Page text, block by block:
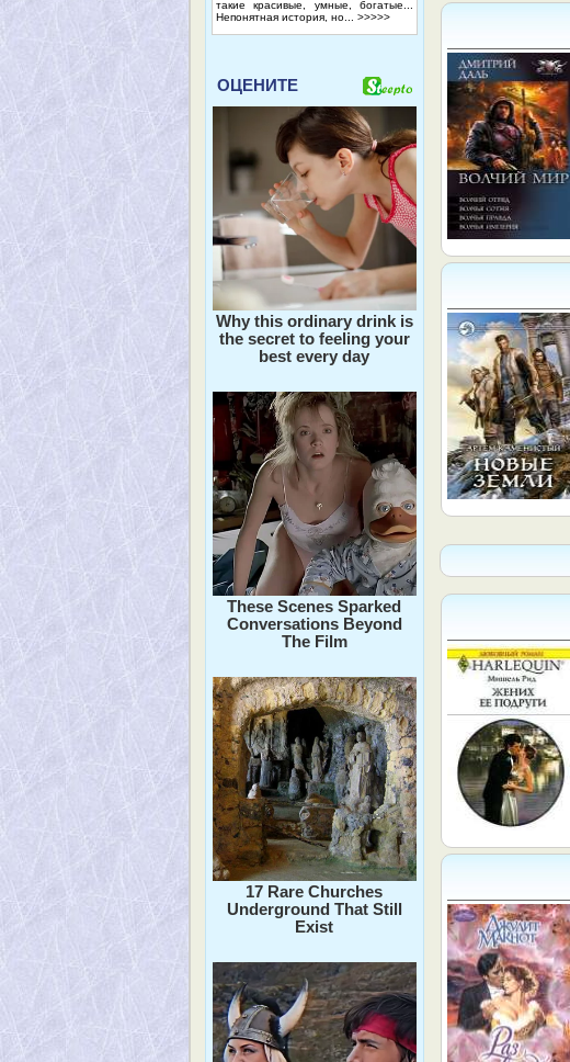
такие красивые, умные, богатые...
Непонятная история, но... >>>>>
ОЦЕНИТЕ
Why this ordinary drink is
the secret to feeling your
best every day
These Scenes Sparked
Conversations Beyond
The Film
17 Rare Churches
Underground That Still
Exist